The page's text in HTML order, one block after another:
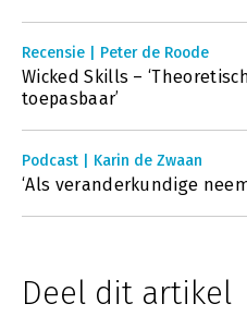
Recensie | Peter de Roode
Wicked Skills –
toepasbaar’
Podcast | Karin de Zwaan
‘Als veranderkundige
Deel dit artikel